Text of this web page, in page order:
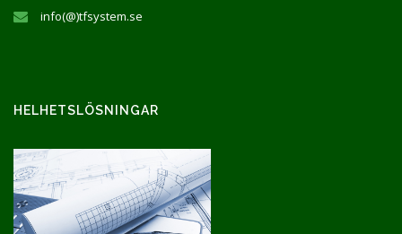
info(@)tfsystem.se
HELHETSLÖSNINGAR